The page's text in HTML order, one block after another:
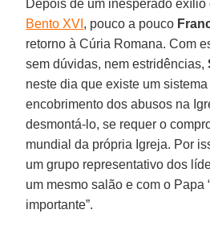
Depois de um inesperado exílio
Bento XVI , pouco a pouco
retorno à Cúria Romana. Com
sem dúvidas, nem estridências,
neste dia que existe um
encobrimento dos abusos na
desmontá-lo, se requer o
mundial da própria Igreja. Por
um grupo representativo dos
um mesmo salão e com o Papa
importante”.